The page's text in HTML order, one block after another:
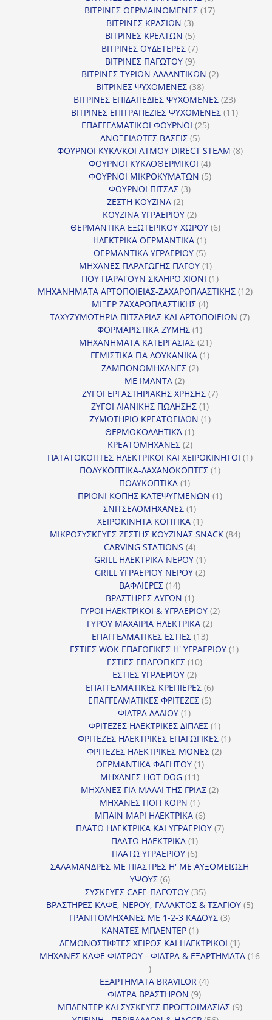
προϊόντα
ΒΙΤΡΙΝΕΣ ΘΕΡΜΑΙΝΟΜΕΝΕΣ 1717
ΒΙΤΡΙΝΕΣ ΚΡΑΣΙΩΝ 33
προϊόντα
ΒΙΤΡΙΝΕΣ ΚΡΕΑΤΩΝ 55
προϊόντα
ΒΙΤΡΙΝΕΣ ΟΥΔΕΤΕΡΕΣ 77
ΒΙΤΡΙΝΕΣ ΠΑΓΩΤΟΥ 99
προϊόντα
ΒΙΤΡΙΝΕΣ ΤΥΡΙΩΝ ΑΛΛΑΝΤΙΚΩΝ 22
ΒΙΤΡΙΝΕΣ ΨΥΧΟΜΕΝΕΣ 3838
προϊόντα
ΒΙΤΡΙΝΕΣ ΕΠΙΔΑΠΕΔΙΕΣ ΨΥΧΟΜΕΝΕΣ 2323
προϊόντα
ΒΙΤΡΙΝΕΣ ΕΠΙΤΡΑΠΕΖΙΕΣ ΨΥΧΟΜΕΝΕΣ 1111
ΕΠΑΓΓΕΛΜΑΤΙΚΟΙ ΦΟΥΡΝΟΙ 2525
ΑΝΟΞΕΙΔΩΤΕΣ ΒΑΣΕΙΣ 55
προϊόντα
ΦΟΥΡΝΟΙ ΚΥΚΛ/ΚΟΙ ΑΤΜΟΥ DIRECT STEAM 88
ΦΟΥΡΝΟΙ ΚΥΚΛΟΘΕΡΜΙΚΟΙ 44
προϊόντα
ΦΟΥΡΝΟΙ ΜΙΚΡΟΚΥΜΑΤΩΝ 55
ΦΟΥΡΝΟΙ ΠΙΤΣΑΣ 33
ΖΕΣΤΗ ΚΟΥΖΙΝΑ 22
προϊόντα
ΚΟΥΖΙΝΑ ΥΓΡΑΕΡΙΟΥ 22
προϊόντα
ΘΕΡΜΑΝΤΙΚΑ ΕΞΩΤΕΡΙΚΟΥ ΧΩΡΟΥ 66
ΗΛΕΚΤΡΙΚΑ ΘΕΡΜΑΝΤΙΚΑ 11
προϊόν
ΘΕΡΜΑΝΤΙΚΑ ΥΓΡΑΕΡΙΟΥ 55
προϊόντα
ΜΗΧΑΝΕΣ ΠΑΡΑΓΩΓΗΣ ΠΑΓΟΥ 11
προϊόν
ΠΟΥ ΠΑΡΑΓΟΥΝ ΣΚΛΗΡΟ ΧΙΟΝΙ 11
προϊόν
ΜΗΧΑΝΗΜΑΤΑ ΑΡΤΟΠΟΙΕΙΑΣ-ΖΑΧΑΡΟΠΛΑΣΤΙΚΗΣ 1212
ΜΙΞΕΡ ΖΑΧΑΡΟΠΛΑΣΤΙΚΗΣ 44
προϊόντα
ΤΑΧΥΖΥΜΩΤΗΡΙΑ ΠΙΤΣΑΡΙΑΣ ΚΑΙ ΑΡΤΟΠΟΙΕΙΩΝ 77
ΦΟΡΜΑΡΙΣΤΙΚΑ ΖΥΜΗΣ 11
προϊόν
ΜΗΧΑΝΗΜΑΤΑ ΚΑΤΕΡΓΑΣΙΑΣ 2121
προϊόντα
ΓΕΜΙΣΤΙΚΑ ΓΙΑ ΛΟΥΚΑΝΙΚΑ 11
ΖΑΜΠΟΝΟΜΗΧΑΝΕΣ 22
ΜΕ ΙΜΑΝΤΑ 22
προϊόντα
ΖΥΓΟΙ ΕΡΓΑΣΤΗΡΙΑΚΗΣ ΧΡΗΣΗΣ 77
ΖΥΓΟΙ ΛΙΑΝΙΚΗΣ ΠΩΛΗΣΗΣ 11
προϊόν
ΖΥΜΩΤΗΡΙΟ ΚΡΕΑΤΟΕΙΔΩΝ 11
ΘΕΡΜΟΚΟΛΛΗΤΙΚΆ 11
προϊόν
ΚΡΕΑΤΟΜΗΧΑΝΕΣ 22
προϊόντα
ΠΑΤΑΤΟΚΟΠΤΕΣ ΗΛΕΚΤΡΙΚΟΙ ΚΑΙ ΧΕΙΡΟΚΙΝΗΤΟΙ 11
ΠΟΛΥΚΟΠΤΙΚΑ-ΛΑΧΑΝΟΚΟΠΤΕΣ 11
ΠΟΛΥΚΟΠΤΙΚΑ 11
προϊόν
ΠΡΙΟΝΙ ΚΟΠΗΣ ΚΑΤΕΨΥΓΜΕΝΩΝ 11
ΣΝΙΤΣΕΛΟΜΗΧΑΝΕΣ 11
προϊόν
ΧΕΙΡΟΚΙΝΗΤΑ ΚΟΠΤΙΚΑ 11
προϊόν
ΜΙΚΡΟΣΥΣΚΕΥΕΣ ΖΕΣΤΗΣ ΚΟΥΖΙΝΑΣ SNACK 8484
CARVING STATIONS 44
προϊόντα
GRILL ΗΛΕΚΤΡΙΚΑ ΝΕΡΟΥ 11
προϊόν
GRILL ΥΓΡΑΕΡΙΟΥ ΝΕΡΟΥ 22
ΒΑΦΛΙΕΡΕΣ 1414
προϊόντα
ΒΡΑΣΤΗΡΕΣ ΑΥΓΩΝ 11
προϊόν
ΓΥΡΟΙ ΗΛΕΚΤΡΙΚΟΙ & ΥΓΡΑΕΡΙΟΥ 22
ΓΥΡΟΥ ΜΑΧΑΙΡΙΑ ΗΛΕΚΤΡΙΚΑ 22
ΕΠΑΓΓΕΛΜΑΤΙΚΕΣ ΕΣΤΙΕΣ 1313
προϊόντα
ΕΣΤΙΕΣ WOK ΕΠΑΓΩΓΙΚΕΣ Η' ΥΓΡΑΕΡΙΟΥ 11
ΕΣΤΙΕΣ ΕΠΑΓΩΓΙΚΕΣ 1010
ΕΣΤΙΕΣ ΥΓΡΑΕΡΙΟΥ 22
προϊόντα
ΕΠΑΓΓΕΛΜΑΤΙΚΕΣ ΚΡΕΠΙΕΡΕΣ 66
προϊόντα
ΕΠΑΓΓΕΛΜΑΤΙΚΕΣ ΦΡΙΤΕΖΕΣ 55
ΦΙΛΤΡΑ ΛΑΔΙΟΥ 11
προϊόν
ΦΡΙΤΕΖΕΣ ΗΛΕΚΤΡΙΚΕΣ ΔΙΠΛΕΣ 11
προϊόν
ΦΡΙΤΕΖΕΣ ΗΛΕΚΤΡΙΚΕΣ ΕΠΑΓΩΓΙΚΕΣ 11
ΦΡΙΤΕΖΕΣ ΗΛΕΚΤΡΙΚΕΣ ΜΟΝΕΣ 22
ΘΕΡΜΑΝΤΙΚΑ ΦΑΓΗΤΟΥ 11
ΜΗΧΑΝΕΣ HOT DOG 1111
προϊόντα
ΜΗΧΑΝΕΣ ΓΙΑ ΜΑΛΛΙ ΤΗΣ ΓΡΙΑΣ 22
ΜΗΧΑΝΕΣ ΠΟΠ ΚΟΡΝ 11
προϊόν
ΜΠΑΙΝ ΜΑΡΙ ΗΛΕΚΤΡΙΚΑ 66
προϊόντα
ΠΛΑΤΩ ΗΛΕΚΤΡΙΚΑ ΚΑΙ ΥΓΡΑΕΡΙΟΥ 77
ΠΛΑΤΩ ΗΛΕΚΤΡΙΚΑ 11
προϊόν
ΠΛΑΤΩ ΥΓΡΑΕΡΙΟΥ 66
προϊόντα
ΣΑΛΑΜΑΝΔΡΕΣ ΜΕ ΠΙΑΣΤΡΕΣ Η' ΜΕ ΑΥΞΟΜΕΙΩΣΗ
ΥΨΟΥΣ 66
προϊόντα
ΣΥΣΚΕΥΕΣ CAFE-ΠΑΓΩΤΟΥ 3535
προϊόντα
ΒΡΑΣΤΗΡΕΣ ΚΑΦΕ, ΝΕΡΟΥ, ΓΑΛΑΚΤΟΣ & ΤΣΑΓΙΟΥ 55
ΓΡΑΝΙΤΟΜΗΧΑΝΕΣ ΜΕ 1-2-3 ΚΑΔΟΥΣ 33
ΚΑΝΑΤΕΣ ΜΠΛΕΝΤΕΡ 11
προϊόν
ΛΕΜΟΝΟΣΤΙΦΤΕΣ ΧΕΙΡΟΣ ΚΑΙ ΗΛΕΚΤΡΙΚΟΙ 11
προϊόν
ΜΗΧΑΝΕΣ ΚΑΦΕ ΦΙΛΤΡΟΥ - ΦΙΛΤΡΑ & ΕΞΑΡΤΗΜΑΤΑ 16
16
προϊόντα
ΕΞΑΡΤΗΜΑΤΑ BRAVILOR 44
ΦΙΛΤΡΑ ΒΡΑΣΤΗΡΩΝ 99
προϊόντα
ΜΠΛΕΝΤΕΡ ΚΑΙ ΣΥΣΚΕΥΕΣ ΠΡΟΕΤΟΙΜΑΣΙΑΣ 99